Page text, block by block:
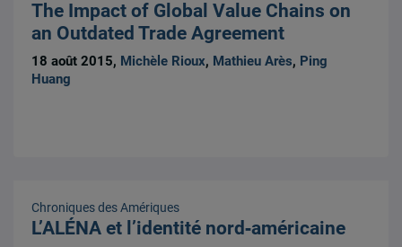
The Impact of Global Value Chains on
an Outdated Trade Agreement
18 août 2015, Michèle Rioux, Mathieu Arès, Ping
Huang
Chroniques des Amériques
L’ALÉNA et l’identité nord‐américaine